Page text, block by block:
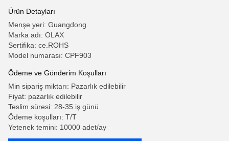
Ürün Detayları
Menşe yeri: Guangdong
Marka adı: OLAX
Sertifika: ce.ROHS
Model numarası: CPF903
Ödeme ve Gönderim Koşulları
Min sipariş miktarı: Pazarlık edilebilir
Fiyat: pazarlık edilebilir
Teslim süresi: 28-35 iş günü
Ödeme koşulları: T/T
Yetenek temini: 10000 adet/ay